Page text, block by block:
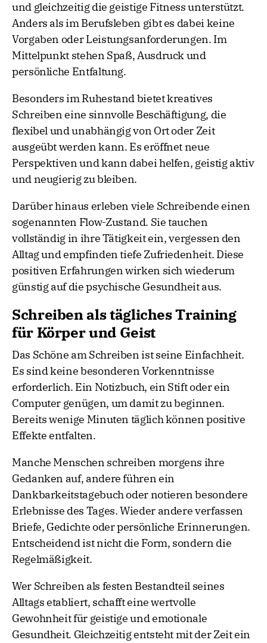
und gleichzeitig die geistige Fitness unterstützt.
Anders als im Berufsleben gibt es dabei keine
Vorgaben oder Leistungsanforderungen. Im
Mittelpunkt stehen Spaß, Ausdruck und
persönliche Entfaltung.
Besonders im Ruhestand bietet kreatives
Schreiben eine sinnvolle Beschäftigung, die
flexibel und unabhängig von Ort oder Zeit
ausgeübt werden kann. Es eröffnet neue
Perspektiven und kann dabei helfen, geistig aktiv
und neugierig zu bleiben.
Darüber hinaus erleben viele Schreibende einen
sogenannten Flow-Zustand. Sie tauchen
vollständig in ihre Tätigkeit ein, vergessen den
Alltag und empfinden tiefe Zufriedenheit. Diese
positiven Erfahrungen wirken sich wiederum
günstig auf die psychische Gesundheit aus.
Schreiben als tägliches Training
für Körper und Geist
Das Schöne am Schreiben ist seine Einfachheit.
Es sind keine besonderen Vorkenntnisse
erforderlich. Ein Notizbuch, ein Stift oder ein
Computer genügen, um damit zu beginnen.
Bereits wenige Minuten täglich können positive
Effekte entfalten.
Manche Menschen schreiben morgens ihre
Gedanken auf, andere führen ein
Dankbarkeitstagebuch oder notieren besondere
Erlebnisse des Tages. Wieder andere verfassen
Briefe, Gedichte oder persönliche Erinnerungen.
Entscheidend ist nicht die Form, sondern die
Regelmäßigkeit.
Wer Schreiben als festen Bestandteil seines
Alltags etabliert, schafft eine wertvolle
Gewohnheit für geistige und emotionale
Gesundheit. Gleichzeitig entsteht mit der Zeit ein